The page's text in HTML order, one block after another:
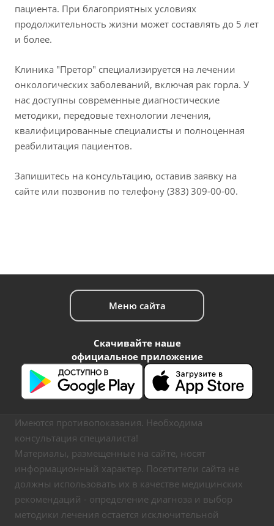
пациента. При благоприятных условиях
продолжительность жизни может составлять до 5 лет
и более.
Клиника "Претор" специализируется на лечении
онкологических заболеваний, включая рак горла. У
нас доступны современные диагностические
методики, передовые технологии лечения,
квалифицированные специалисты и полноценная
реабилитация пациентов.
Запишитесь на консультацию, оставив заявку на
сайте или позвонив по телефону (383) 309-00-00.
Меню сайта
Скачивайте наше
официальное приложение
Имеются противопоказания. Необходима
консультация специалиста!
Материалы, размещенные на сайте, носят
информационный характер. Посетители сайта не
должны использовать их в качестве медицинских
рекомендаций - определение диагноза и выбор
методики лечения остается исключительной